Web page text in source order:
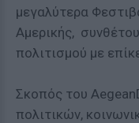
μεγαλύτερα
Αμερικής,
πολιτισμού με
Σκοπός του
πολιτικών,